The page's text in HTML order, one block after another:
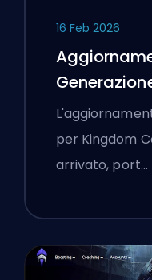
16 Feb 2026
Come:
per Kingdom
arrivato, port…